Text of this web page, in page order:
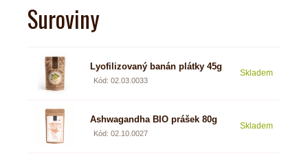
Suroviny
Lyofilizovaný banán plátky 45g
Kód: 02.03.0033
Skladem
Ashwagandha BIO prášek 80g
Kód: 02.10.0027
Skladem